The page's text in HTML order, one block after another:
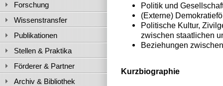
Politik und
(Externe)
Politische Kultur,
zwischen staatlichen
Beziehungen
Kurzbiographie
Forschung
Wissenstransfer
Publikationen
Stellen & Praktika
Förderer & Partner
Archiv & Bibliothek